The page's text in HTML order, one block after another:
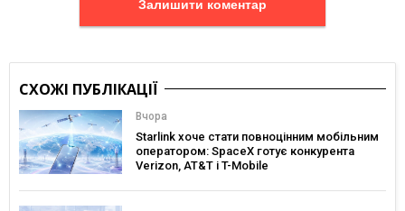
Залишити коментар
СХОЖІ ПУБЛІКАЦІЇ
Вчора
Starlink хоче стати повноцінним мобільним
оператором: SpaceX готує конкурента
Verizon, AT&T і T-Mobile